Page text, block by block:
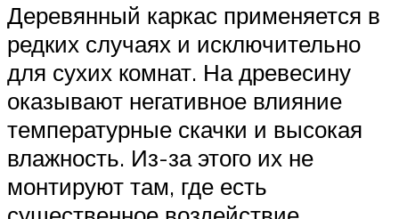
Деревянный каркас применяется в
редких случаях и исключительно
для сухих комнат. На древесину
оказывают негативное влияние
температурные скачки и высокая
влажность. Из-за этого их не
монтируют там, где есть